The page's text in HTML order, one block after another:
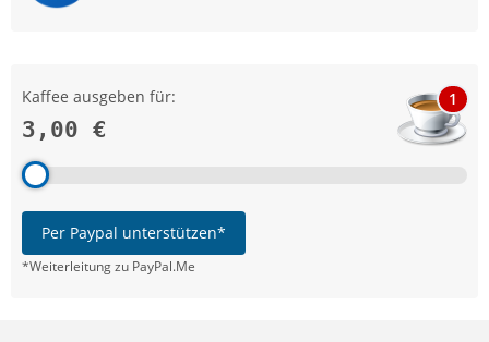
Kaffee ausgeben für:
3,00 €
1
Per Paypal unterstützen*
*Weiterleitung zu PayPal.Me